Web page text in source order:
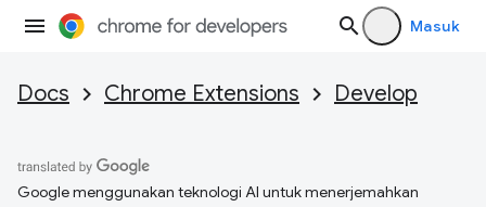
Masuk
Docs Chrome Extensions Develop
Google menggunakan teknologi AI untuk menerjemahkan